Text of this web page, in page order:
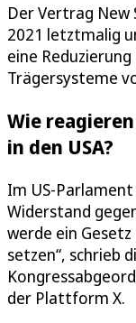
Der Vertrag New
2021 letztmalig
eine
Trägersysteme
Wie
in den USA?
Im US-
Widerstand
werde ein
setzen“, schrieb
der Plattform X.